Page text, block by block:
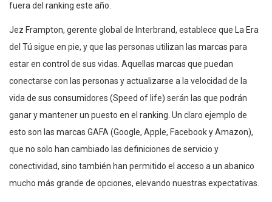
fuera del ranking este año.
Jez Frampton, gerente global de Interbrand, establece que La Era
del Tú sigue en pie, y que las personas utilizan las marcas para
estar en control de sus vidas. Aquellas marcas que puedan
conectarse con las personas y actualizarse a la velocidad de la
vida de sus consumidores (Speed of life) serán las que podrán
ganar y mantener un puesto en el ranking. Un claro ejemplo de
esto son las marcas GAFA (Google, Apple, Facebook y Amazon),
que no solo han cambiado las definiciones de servicio y
conectividad, sino también han permitido el acceso a un abanico
mucho más grande de opciones, elevando nuestras expectativas.